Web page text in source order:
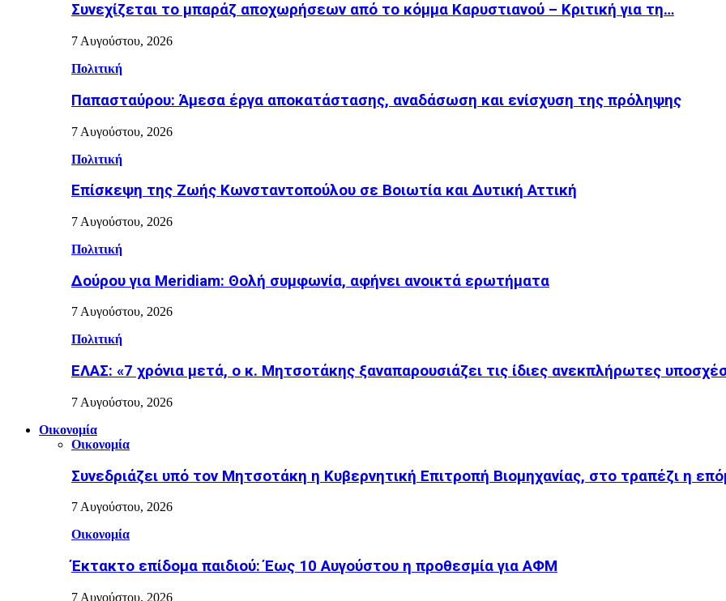
Συνεχίζεται το μπαράζ αποχωρήσεων από το κόμμα Καρυστιανού – Κριτική για τη…
7 Αυγούστου, 2026
Πολιτική
Παπασταύρου: Άμεσα έργα αποκατάστασης, αναδάσωση και ενίσχυση της πρόληψης
7 Αυγούστου, 2026
Πολιτική
Επίσκεψη της Ζωής Κωνσταντοπούλου σε Βοιωτία και Δυτική Αττική
7 Αυγούστου, 2026
Πολιτική
Δούρου για Meridiam: Θολή συμφωνία, αφήνει ανοικτά ερωτήματα
7 Αυγούστου, 2026
Πολιτική
ΕΛΑΣ: «7 χρόνια μετά, ο κ. Μητσοτάκης ξαναπαρουσιάζει τις ίδιες ανεκπλήρωτες
7 Αυγούστου, 2026
Οικονομία
Οικονομία
Συνεδριάζει υπό τον Μητσοτάκη η Κυβερνητική Επιτροπή Βιομηχανίας, στο τραπέζι η
7 Αυγούστου, 2026
Οικονομία
Έκτακτο επίδομα παιδιού: Έως 10 Αυγούστου η προθεσμία για ΑΦΜ
7 Αυγούστου, 2026